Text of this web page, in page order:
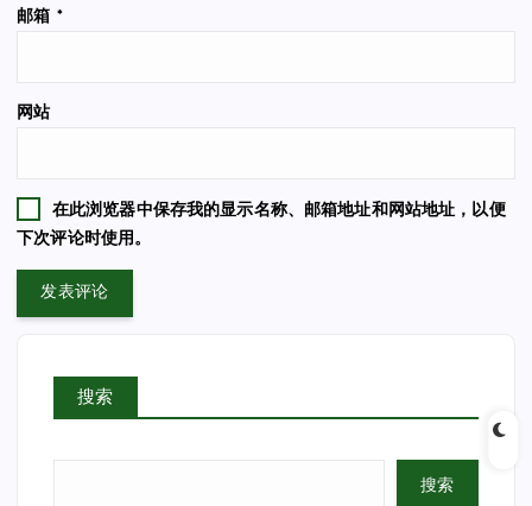
邮箱 *
网站
在此浏览器中保存我的显示名称、邮箱地址和网站地址，以便
下次评论时使用。
搜索
搜索